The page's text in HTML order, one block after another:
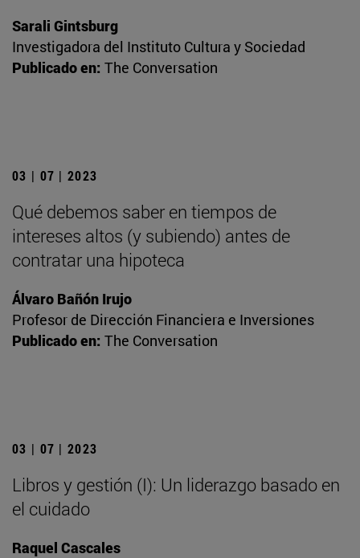
Sarali Gintsburg
Investigadora del Instituto Cultura y Sociedad
Publicado en: The Conversation
03 | 07 | 2023
Qué debemos saber en tiempos de
intereses altos (y subiendo) antes de
contratar una hipoteca
Álvaro Bañón Irujo
Profesor de Dirección Financiera e Inversiones
Publicado en: The Conversation
03 | 07 | 2023
Libros y gestión (I): Un liderazgo basado en
el cuidado
Raquel Cascales